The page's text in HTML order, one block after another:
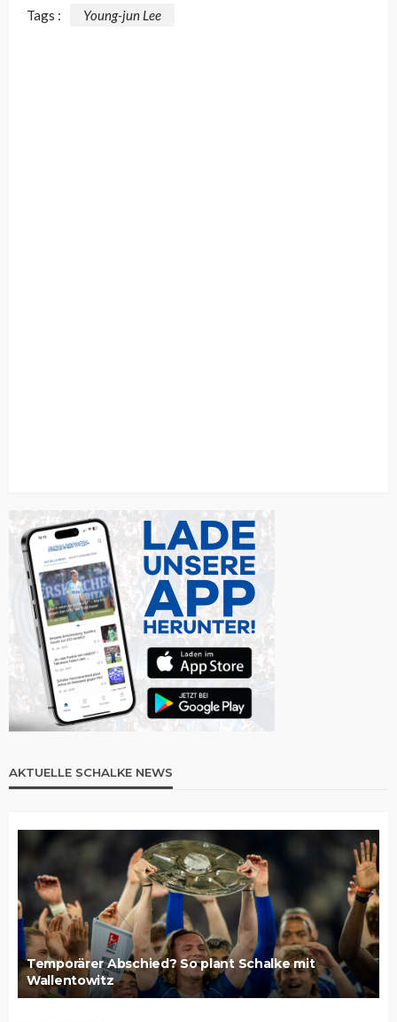
Tags : Young-jun Lee
AKTUELLE SCHALKE NEWS
Temporärer Abschied? So plant Schalke mit
Wallentowitz